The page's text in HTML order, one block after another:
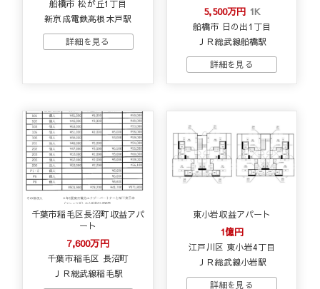
船橋市 松が丘1丁目
新京成電鉄高根木戸駅
5,500万円 1K
船橋市 日の出1丁目
ＪＲ総武線船橋駅
千葉市稲毛区長沼町収益アパ
ート
7,600万円
千葉市稲毛区 長沼町
ＪＲ総武線稲毛駅
東小岩収益アパート
1億円
江戸川区 東小岩4丁目
ＪＲ総武線小岩駅